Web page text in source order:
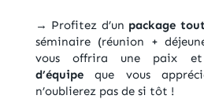
→ Profitez d’un package
séminaire (réunion +
vous offrira une paix
d’équipeque vous
n’oublierez pas de si tôt !